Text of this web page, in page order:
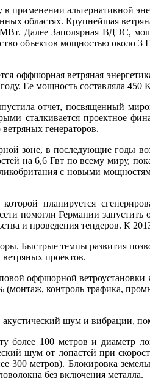
применении альтернативной
областях. Крупнейшая
Далее Заполярная ВДЭС,
объектов мощностью около 3
оффшорная ветряная
Ее мощность составляла
отчет, посвященный
сталкивается проектное
генераторов.
зоне, в последующие годы
на 6,6 Гвт по всему миру,
с новыми
планируется
помогли Германии
и проведения тендеров. К
Быстрые темпы развития
проектов.
оффшорной
контроль трафика,
шум и вибрации,
более 100 метров и диаметр
шум от лопастей при
300 метров). Блокировка
без включения металла.